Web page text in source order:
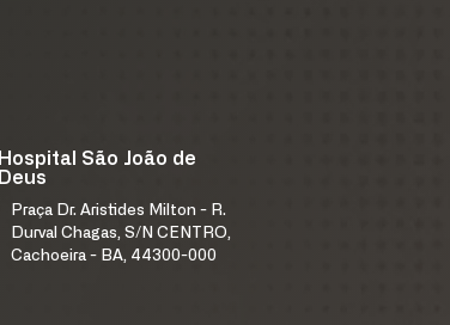
Hospital São João de
Deus
Praça Dr. Aristides Milton - R.
Durval Chagas, S/N CENTRO,
Cachoeira - BA, 44300-000